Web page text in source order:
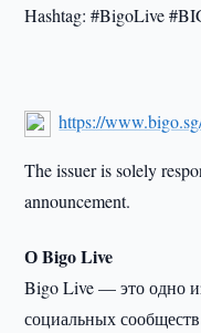
Hashtag: #BigoLive
https://
The issuer is solely
announcement.
О Bigo Live
Bigo Live — это одно
социальных